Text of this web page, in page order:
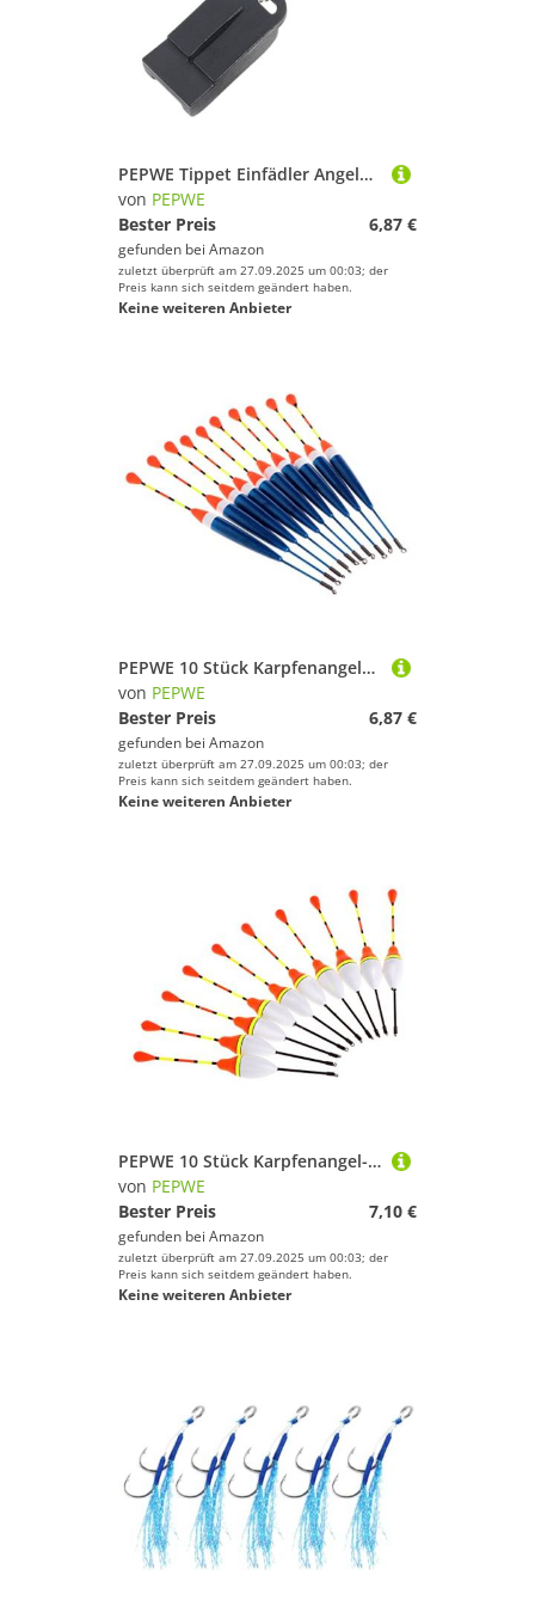
PEPWE Tippet Einfädler Angelhaken Angelzubehör Haken Schnur Binden Halter Schnur Entwirrhilfe
von PEPWE
Bester Preis
6,87 €
gefunden bei Amazon
zuletzt überprüft am 27.09.2025 um 00:03; der
Preis kann sich seitdem geändert haben.
Keine weiteren Anbieter
PEPWE 10 Stück Karpfenangeln Posen Set Bobber Stick für Fischzubehör Vertikale 10# 0,6 Eierringe Antihaft-Frittieren
von PEPWE
Bester Preis
6,87 €
gefunden bei Amazon
zuletzt überprüft am 27.09.2025 um 00:03; der
Preis kann sich seitdem geändert haben.
Keine weiteren Anbieter
PEPWE 10 Stück Karpfenangel-Posen-Set, Boje, Bobber Stick für Fischzubehör, vertikal, 4#, 3,0 g, Fischposenaufbewahrung
von PEPWE
Bester Preis
7,10 €
gefunden bei Amazon
zuletzt überprüft am 27.09.2025 um 00:03; der
Preis kann sich seitdem geändert haben.
Keine weiteren Anbieter